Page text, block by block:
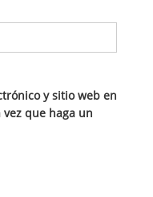
y sitio web en
que haga un